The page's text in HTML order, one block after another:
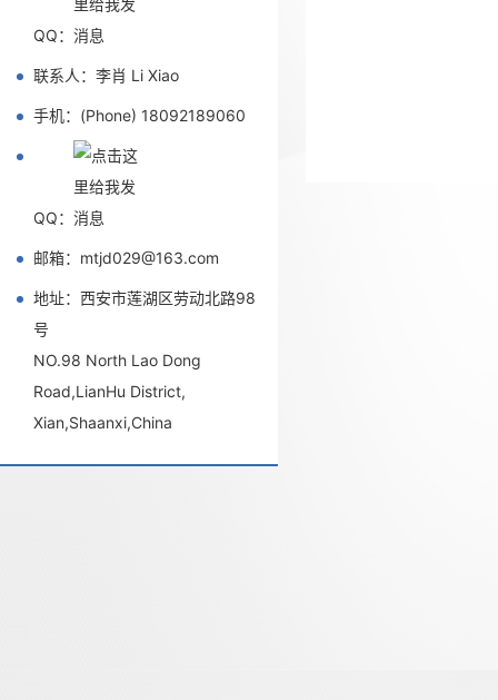
QQ：
联系人：李肖 Li Xiao
手机：(Phone) 18092189060
QQ：
邮箱：mtjd029@163.com
地址：西安市莲湖区劳动北路98
号
NO.98 North Lao Dong
Road,LianHu District,
Xian,Shaanxi,China